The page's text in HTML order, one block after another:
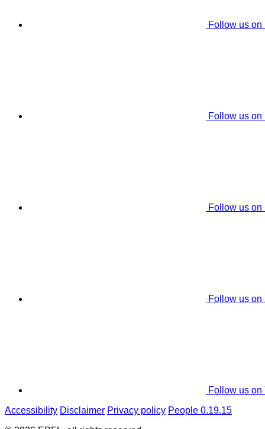
Follow us on
Follow us on
Follow us on
Follow us on
Follow us on
Accessibility Disclaimer Privacy policy People 0.19.15